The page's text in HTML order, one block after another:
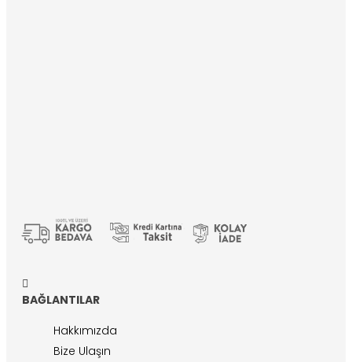
BAĞLANTILAR
Hakkımızda
Bize Ulaşın